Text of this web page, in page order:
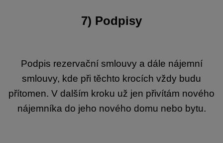
7) Podpisy
Podpis rezervační smlouvy a dále nájemní
smlouvy, kde při těchto krocích vždy budu
přítomen. V dalším kroku už jen přivítám nového
nájemníka do jeho nového domu nebo bytu.